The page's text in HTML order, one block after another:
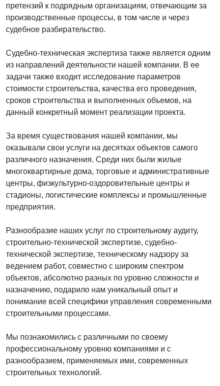
претензий к подрядным организациям, отвечающим за
производственные процессы, в том числе и через
судебное разбирательство.
Судебно-техническая экспертиза также является одним
из направлений деятельности нашей компании. В ее
задачи также входит исследование параметров
стоимости строительства, качества его проведения,
сроков строительства и выполненных объемов, на
данный конкретный момент реализации проекта.
За время существования нашей компании, мы
оказывали свои услуги на десятках объектов самого
различного назначения. Среди них были жилые
многоквартирные дома, торговые и административные
центры, физкультурно-оздоровительные центры и
стадионы, логистические комплексы и промышленные
предприятия.
Разнообразие наших услуг по строительному аудиту,
строительно-технической экспертизе, судебно-
технической экспертизе, техническому надзору за
ведением работ, совместно с широким спектром
объектов, абсолютно разных по уровню сложности и
назначению, подарило нам уникальный опыт и
понимание всей специфики управления современными
строительными процессами.
Мы познакомились с различными по своему
профессиональному уровню компаниями и с
разнообразием, применяемых ими, современных
строительных технологий.